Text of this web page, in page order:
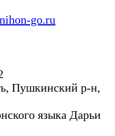
go.ru
Пушкинский р-н,
языка Дарьи